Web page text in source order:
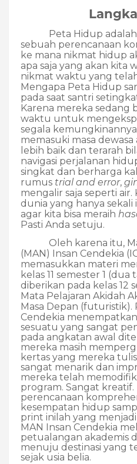
Peta Hidup
sebuah perencanaan
ke mana nikmat hidup
apa saja yang akan kita
nikmat waktu yang
Mengapa Peta Hidup
pada saat santri
Karena mereka sedang
waktu untuk
segala
memasuki masa
lebih baik dan terarah
navigasi perjalanan
singkat dan berharga
rumus trial and error,
mengalir saja seperti
dunia yang hanya sekali
agar kita bisa meraih
Pasti Anda setuju.
Oleh karena itu,
(MAN) Insan Cendekia
memasukkan materi
kelas 11 semester 1
diberikan pada kelas 12
Mata Pelajaran Akidah
Masa Depan (futuristik).
Cendekia
sesuatu yang sangat
pada angkatan awal
mereka masih
kertas yang mereka
sangat menarik dan
mereka telah
program. Sangat kreatif.
perencanaan
kesempatan hidup
print inilah yang
MAN Insan Cendekia
petualangan akademis
menuju destinasi yang
sejak usia belia.